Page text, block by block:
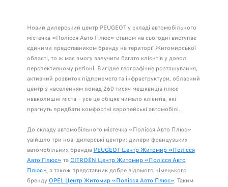
Новий дилерський центр PEUGEOT у складі автомобільного
містечка «Полісся Авто Плюс» станом на сьогодні виступає
єдиними представником бренду на території Житомирської
області, то ж має змогу залучити багато клієнтів у доволі
перспективному регіоні. Вигідне географічне розташування,
активний розвиток підприємств та інфраструктури, обласний
центр з населенням понад 260 тисяч мешканців плюс
навколишні міста – усе це обіцяє чимало клієнтів, які
прагнуть придбати комфортні європейські автомобілі.
До складу автомобільного містечка «Полісся Авто Плюс»
увійшло три нові дилерські центри: дилери французьких
автомобільних брендів PEUGEOT Центр Житомир «Полісся
Авто Плюс» та CITROЁN Центр Житомир «Полісся Авто
Плюс», а також представник добре відомого німецького
бренду OPEL Центр Житомир «Полісся Авто Плюс». Таким